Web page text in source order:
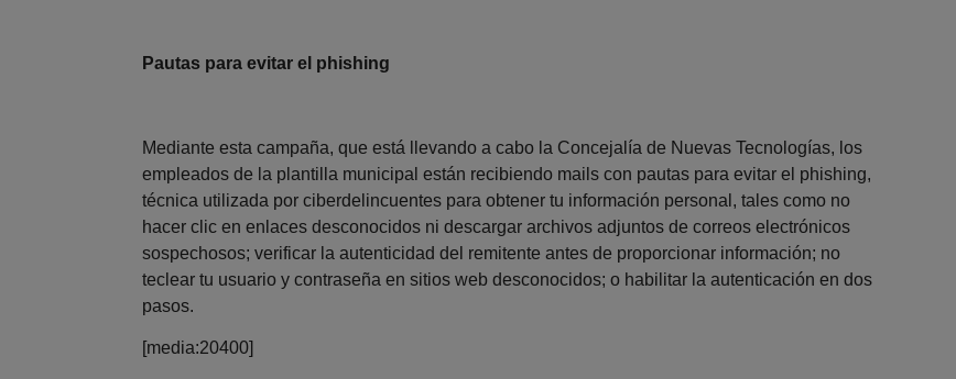
Pautas para evitar el phishing
Mediante esta campaña, que está llevando a cabo la Concejalía de Nuevas Tecnologías, los
empleados de la plantilla municipal están recibiendo mails con pautas para evitar el phishing,
técnica utilizada por ciberdelincuentes para obtener tu información personal, tales como no
hacer clic en enlaces desconocidos ni descargar archivos adjuntos de correos electrónicos
sospechosos; verificar la autenticidad del remitente antes de proporcionar información; no
teclear tu usuario y contraseña en sitios web desconocidos; o habilitar la autenticación en dos
pasos.
[media:20400]